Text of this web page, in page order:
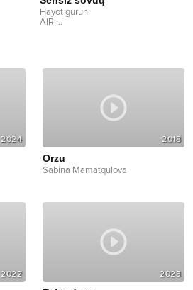
Hayot guruhi
AIR ...
2024 2018
Orzu
Sabina Mamatqulova
2022 2023